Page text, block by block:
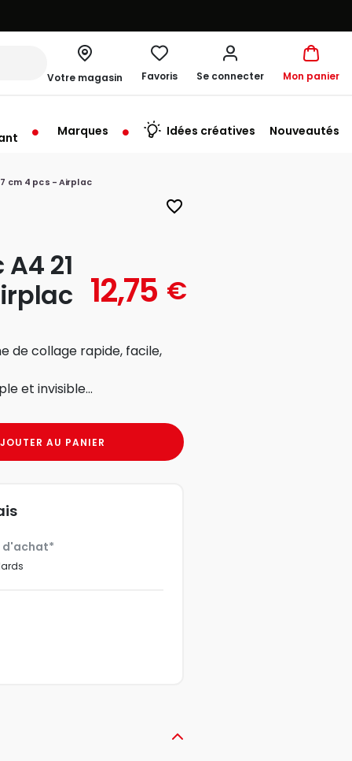
Votre magasin
à 10:00
Favoris Se connecter Mon panier
Marques Idées créatives Nouveautés
cm 4 pcs - Airplac
favorite_border
21
12,75 €
de collage rapide, facile,
et invisible...
AU PANIER
d'achat*